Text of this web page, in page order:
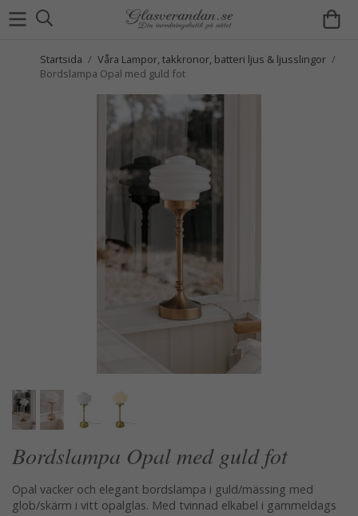
Startsida / Våra Lampor, takkronor, batteri ljus & ljusslingor /
Bordslampa Opal med guld fot
Bordslampa Opal med guld fot
Opal vacker och elegant bordslampa i guld/mässing med
glob/skärm i vitt opalglas. Med tvinnad elkabel i gammeldags